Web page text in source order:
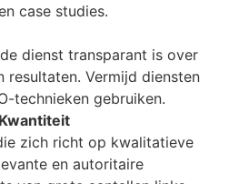
case studies.
dienst transparant is over
resultaten. Vermijd diensten
technieken gebruiken.
zich richt op kwalitatieve
en autoritaire